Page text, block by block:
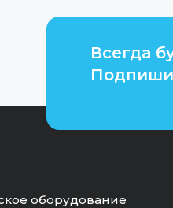
Всегда
оборудование